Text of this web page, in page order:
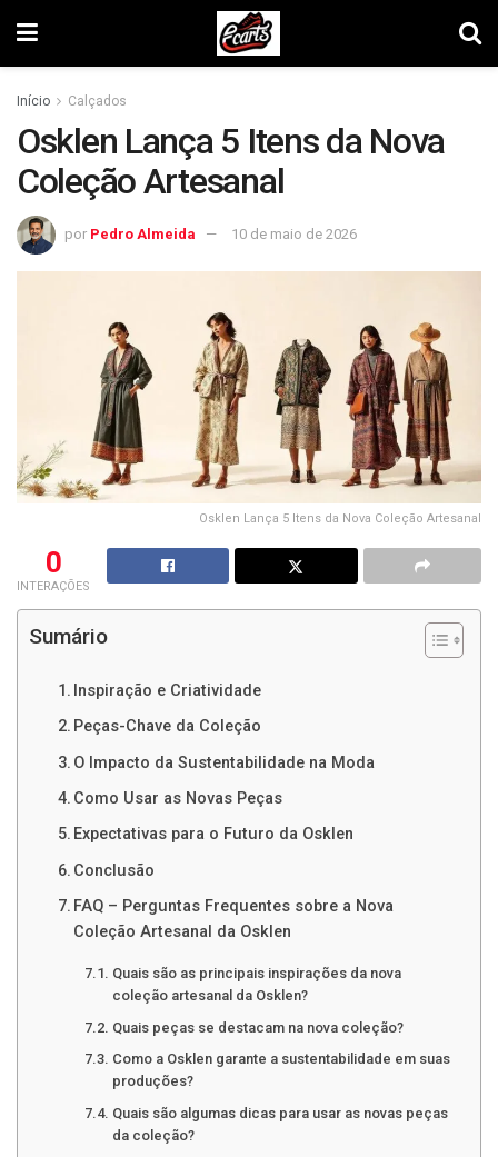
Início Calçados
Osklen Lança 5 Itens da Nova
Coleção Artesanal
por Pedro Almeida 10 de maio de 2026
Osklen Lança 5 Itens da Nova Coleção Artesanal
0
INTERAÇÕES
Sumário
Inspiração e Criatividade
Peças-Chave da Coleção
O Impacto da Sustentabilidade na Moda
Como Usar as Novas Peças
Expectativas para o Futuro da Osklen
Conclusão
FAQ – Perguntas Frequentes sobre a Nova
Coleção Artesanal da Osklen
Quais são as principais inspirações da nova
coleção artesanal da Osklen?
Quais peças se destacam na nova coleção?
Como a Osklen garante a sustentabilidade em suas
produções?
Quais são algumas dicas para usar as novas peças
da coleção?